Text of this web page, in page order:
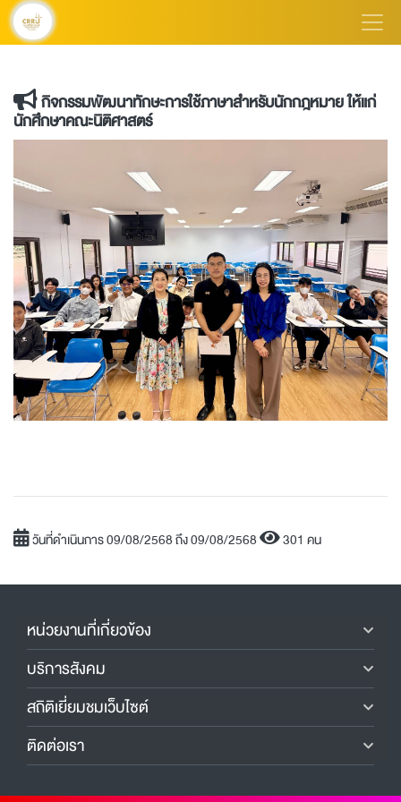
กิจกรรมพัฒนาทักษะการใช้ภาษาสำหรับนักกฎหมาย ให้แก่
นักศึกษาคณะนิติศาสตร์
วันที่ดำเนินการ 09/08/2568 ถึง 09/08/2568 301 คน
หน่วยงานที่เกี่ยวข้อง
บริการสังคม
สถิติเยี่ยมชมเว็บไซต์
ติดต่อเรา